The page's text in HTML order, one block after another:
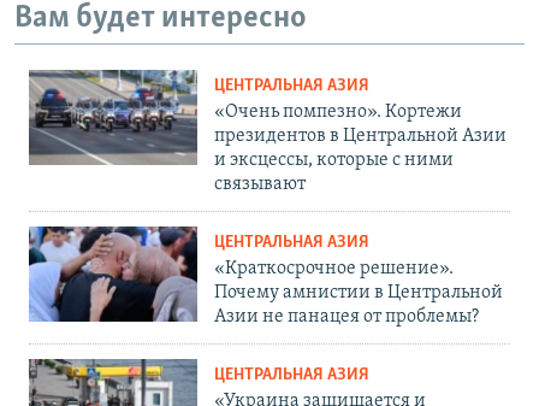
Вам будет интересно
ЦЕНТРАЛЬНАЯ АЗИЯ
«Очень помпезно». Кортежи
президентов в Центральной Азии
и эксцессы, которые с ними
связывают
ЦЕНТРАЛЬНАЯ АЗИЯ
«Краткосрочное решение».
Почему амнистии в Центральной
Азии не панацея от проблемы?
ЦЕНТРАЛЬНАЯ АЗИЯ
«Украина защищается и